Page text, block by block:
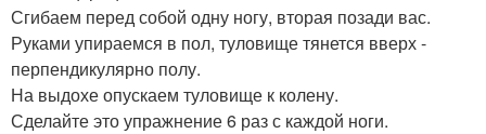
Сгибаем перед собой одну ногу, вторая позади вас.
Руками упираемся в пол, туловище тянется вверх -
перпендикулярно полу.
На выдохе опускаем туловище к колену.
Сделайте это упражнение 6 раз с каждой ноги.